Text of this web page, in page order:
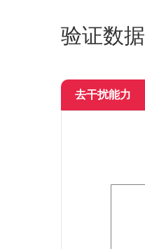
验证数据
去干扰能力